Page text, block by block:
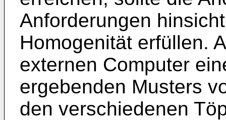
Anforderungen
Homogenität erfüllen.
externen Computer
ergebenden Musters
den verschiedenen